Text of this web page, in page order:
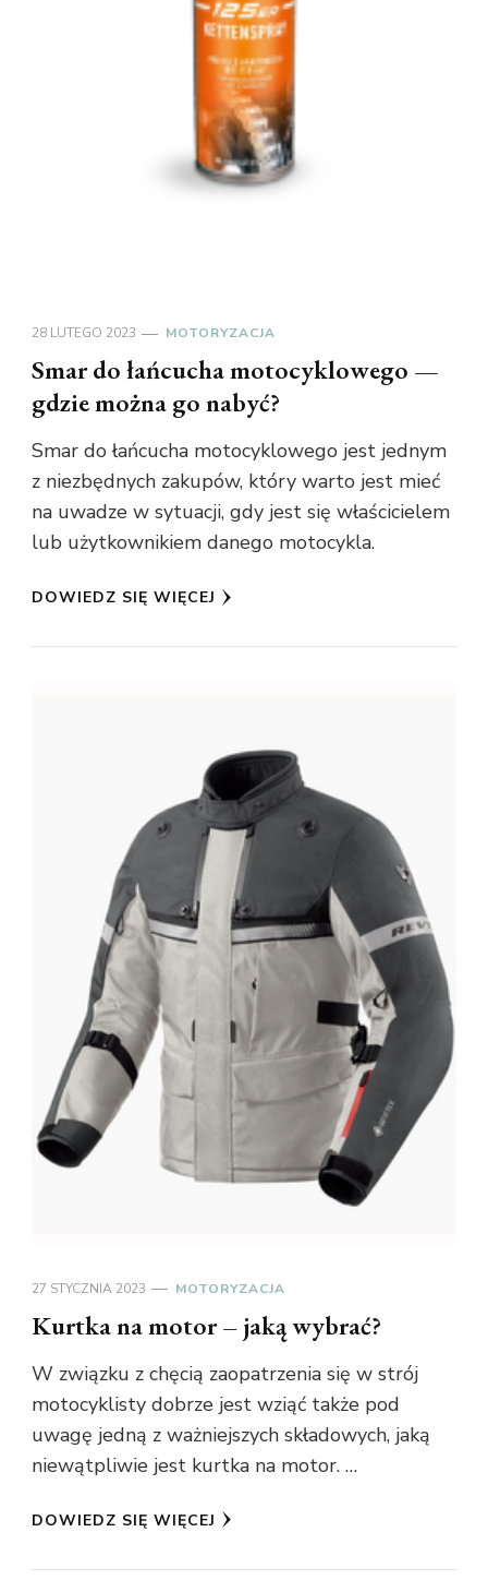
28 LUTEGO 2023 MOTORYZACJA
Smar do łańcucha motocyklowego —
gdzie można go nabyć?
Smar do łańcucha motocyklowego jest jednym
z niezbędnych zakupów, który warto jest mieć
na uwadze w sytuacji, gdy jest się właścicielem
lub użytkownikiem danego motocykla.
DOWIEDZ SIĘ WIĘCEJ
27 STYCZNIA 2023 MOTORYZACJA
Kurtka na motor – jaką wybrać?
W związku z chęcią zaopatrzenia się w strój
motocyklisty dobrze jest wziąć także pod
uwagę jedną z ważniejszych składowych, jaką
niewątpliwie jest kurtka na motor. …
DOWIEDZ SIĘ WIĘCEJ